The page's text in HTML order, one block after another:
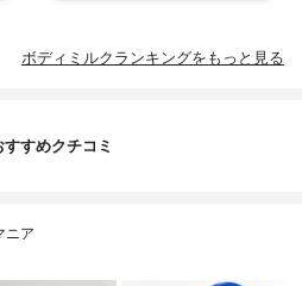
ボディミルクランキングをもっと見る
すすめクチコミ
ニア